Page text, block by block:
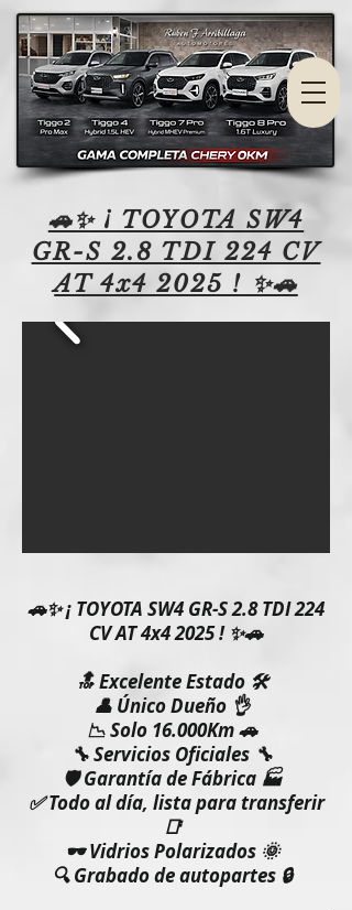
🚗✨ ¡ TOYOTA SW4
GR-S 2.8 TDI 224 CV
AT 4x4 2025 ! ✨🚗
🚗✨ ¡ TOYOTA SW4 GR-S 2.8 TDI 224
CV AT 4x4 2025 ! ✨🚗
🔝 Excelente Estado 🛠️
👤 Único Dueño 👌
📉 Solo 16.000Km 🚗
🔧 Servicios Oficiales 🔧
🛡️ Garantía de Fábrica 🏭
✅ Todo al día, lista para transferir
📑
🕶️ Vidrios Polarizados 🌞
🔍 Grabado de autopartes 🔒